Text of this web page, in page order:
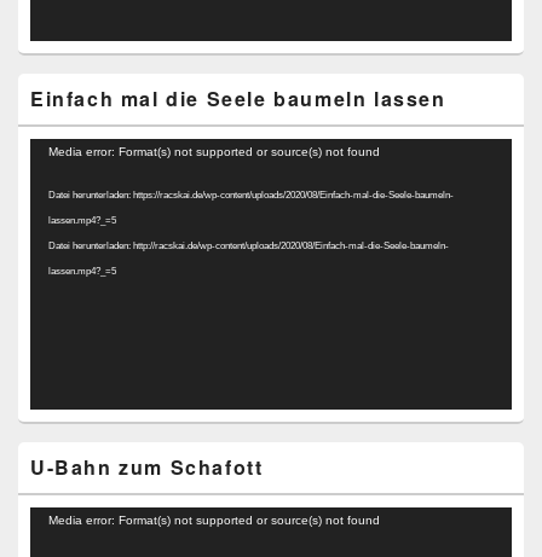
Einfach mal die Seele baumeln lassen
Video-
Media error: Format(s) not supported or source(s) not found
Datei herunterladen: https://racskai.de/wp-content/uploads/2020/08/Einfach-mal-die-Seele-baumeln-
lassen.mp4?_=5
Datei herunterladen: http://racskai.de/wp-content/uploads/2020/08/Einfach-mal-die-Seele-baumeln-
lassen.mp4?_=5
U-Bahn zum Schafott
Video-
Media error: Format(s) not supported or source(s) not found